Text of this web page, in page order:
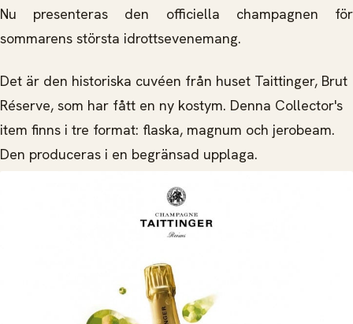
Nu presenteras den officiella champagnen för
sommarens största idrottsevenemang.
Det är den historiska cuvéen från huset Taittinger, Brut
Réserve, som har fått en ny kostym. Denna Collector's
item finns i tre format: flaska, magnum och jerobeam.
Den produceras i en begränsad upplaga.